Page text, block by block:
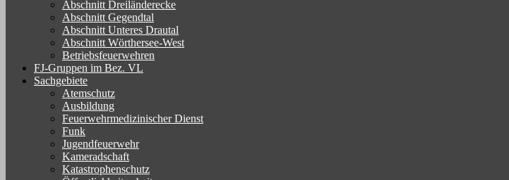
Abschnitt Dreiländerecke
Abschnitt Gegendtal
Abschnitt Unteres Drautal
Abschnitt Wörthersee-West
Betriebsfeuerwehren
FJ-Gruppen im Bez. VL
Sachgebiete
Atemschutz
Ausbildung
Feuerwehrmedizinischer Dienst
Funk
Jugendfeuerwehr
Kameradschaft
Katastrophenschutz